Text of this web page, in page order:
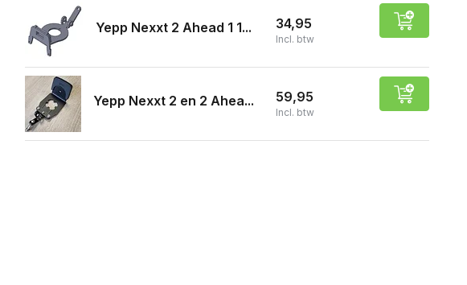
Yepp Nexxt 2 Ahead 1 1... 34,95
Incl. btw
Yepp Nexxt 2 en 2 Ahea... 59,95
Incl. btw